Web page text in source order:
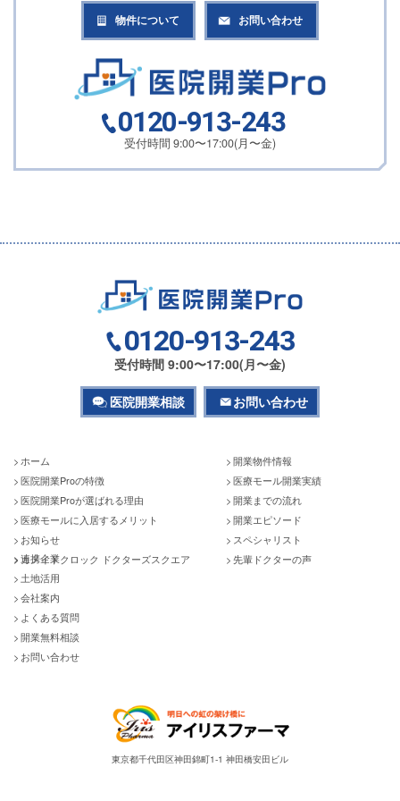
物件について お問い合わせ
0120-913-243
受付時間 9:00〜17:00(月〜金)
0120-913-243
受付時間 9:00〜17:00(月〜金)
医院開業相談 お問い合わせ
ホーム
医院開業Proの特徴
医院開業Proが選ばれる理由
医療モールに入居するメリット
お知らせ
カメイドクロック ドクターズスクエア
開業物件情報
医療モール開業実績
開業までの流れ
開業エピソード
スペシャリスト
先輩ドクターの声
連携企業
土地活用
会社案内
よくある質問
開業無料相談
お問い合わせ
東京都千代田区神田錦町1-1 神田橋安田ビル